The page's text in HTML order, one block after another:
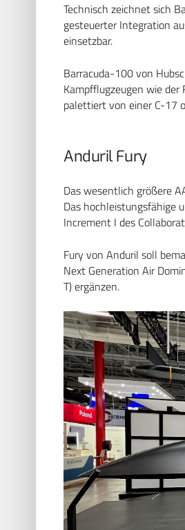
Technisch zeichnet sich
gesteuerter Integration
einsetzbar.
Barracuda-100 von
Kampfflugzeugen wie
palettiert von einer C-17
Anduril Fury
Das wesentlich größere
Das hochleistungsfähige
Increment I des
Fury von Anduril soll
Next Generation Air
T) ergänzen.